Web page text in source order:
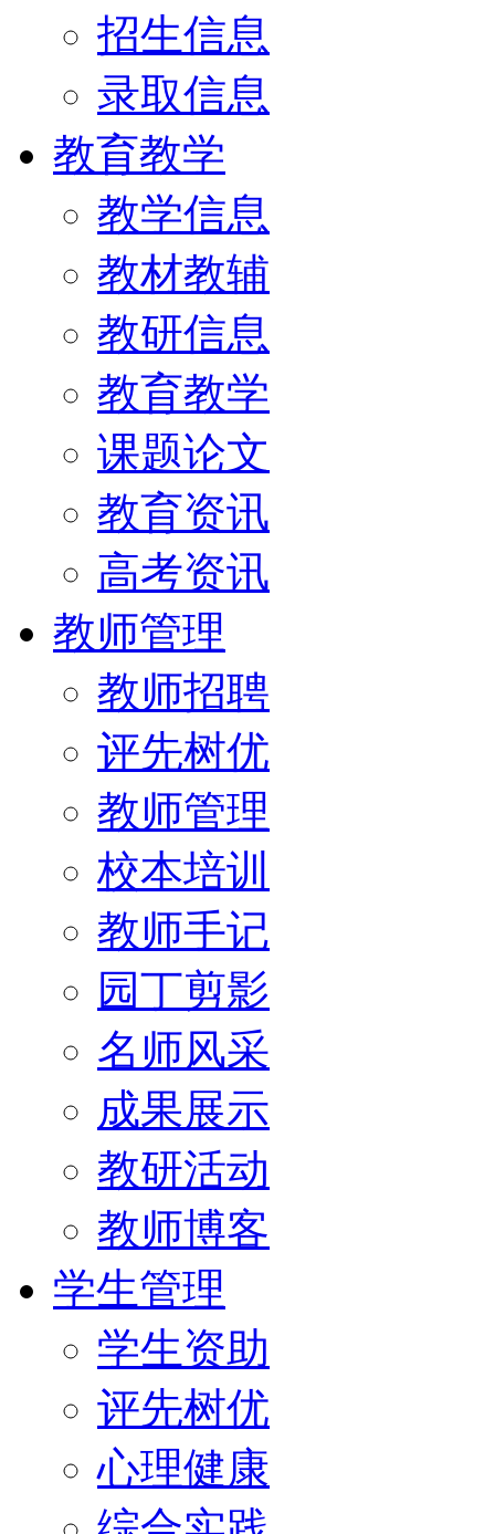
招生信息
录取信息
教育教学
教学信息
教材教辅
教研信息
教育教学
课题论文
教育资讯
高考资讯
教师管理
教师招聘
评先树优
教师管理
校本培训
教师手记
园丁剪影
名师风采
成果展示
教研活动
教师博客
学生管理
学生资助
评先树优
心理健康